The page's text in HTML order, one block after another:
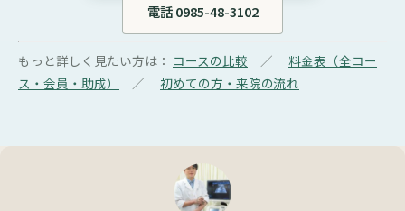
電話 0985-48-3102
もっと詳しく見たい方は： コースの比較 ／ 料金表（全コー
ス・会員・助成）
／ 初めての方・来院の流れ